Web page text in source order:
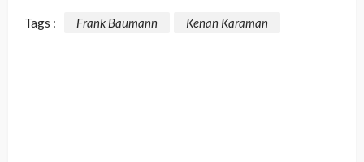
Tags : Frank Baumann Kenan Karaman